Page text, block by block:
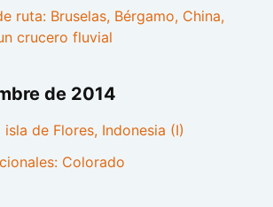
ruta: Bruselas, Bérgamo, China,
crucero fluvial
de 2014
de Flores, Indonesia (I)
Colorado